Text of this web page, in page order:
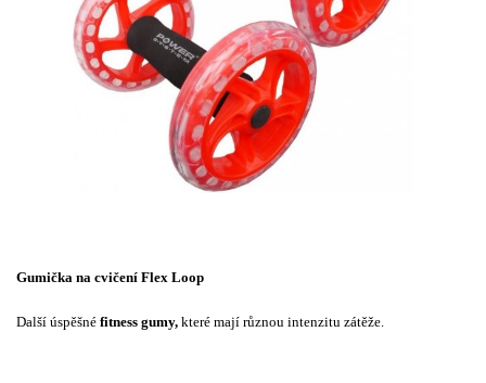
Gumička na cvičení Flex Loop
Další úspěšné fitness gumy, které mají různou intenzitu zátěže.